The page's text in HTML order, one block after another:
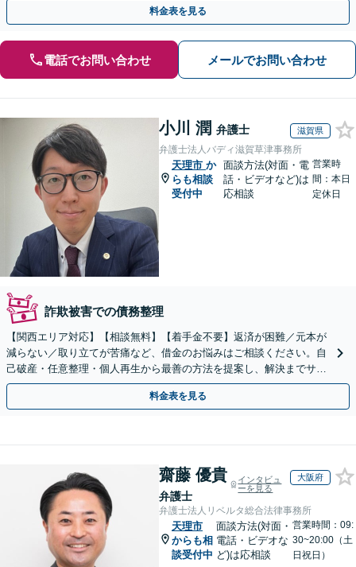
料金表を見る
電話でお問い合わせ メールでお問い合わせ
小川 潤 弁護士 滋賀県
弁護士法人バディ滋賀草津事務所
天理市 か
らも相談
受付中
面談方法(対面・電
話・ビデオなど)は
応相談
営業時
間：本日
定休日
詐欺被害での債務整理
【関西エリア対応】【相談無料】【着手金不要】返済が困難／元本が
減らない／取り立てが苦痛など、借金のお悩みはご相談ください。自
己破産・任意整理・個人再生から最善の方法を提案し、解決までサポ
ート【電話は弁護士直通】土日祝・電話やWeb相談も対応
料金表を見る
齋藤 優貴
弁護士
インタビュ
ーを見る
大阪府
弁護士法人リベルタ総合法律事務所
天理市
からも相
談受付中
面談方法(対面・
電話・ビデオな
ど)は応相談
営業時間：09:
30~20:00（土
日祝日）